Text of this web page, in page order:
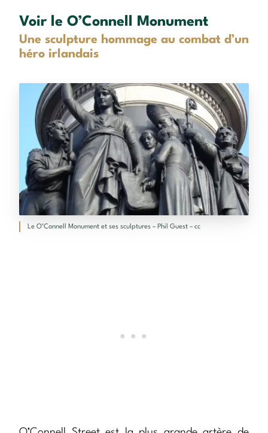
Voir le O’Connell Monument
Une sculpture hommage au combat d’un
héro irlandais
Le O’Connell Monument et ses sculptures – Phil Guest – cc